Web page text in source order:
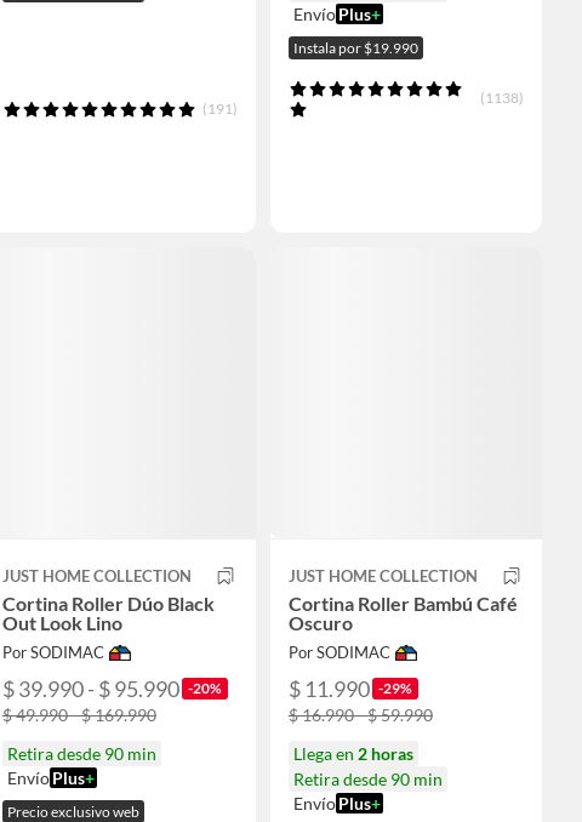
(191)
EnvíoPlus+
Instala por $19.990
(1138)
JUST HOME COLLECTION
Cortina Roller Dúo Black
Out Look Lino
Por SODIMAC
$ 39.990 - $ 95.990 -20%
$ 49.990 - $ 169.990
Retira desde 90 min
EnvíoPlus+
Precio exclusivo web
JUST HOME COLLECTION
Cortina Roller Bambú Café
Oscuro
Por SODIMAC
$ 11.990 -29%
$ 16.990 - $ 59.990
Llega en 2 horas
Retira desde 90 min
EnvíoPlus+